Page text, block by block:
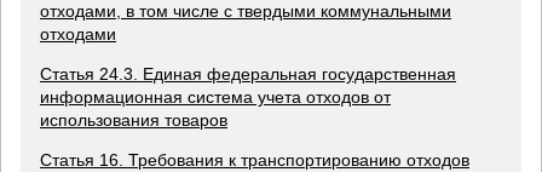
отходами, в том числе с твердыми коммунальными
отходами
Статья 24.3. Единая федеральная государственная
информационная система учета отходов от
использования товаров
Статья 16. Требования к транспортированию отходов